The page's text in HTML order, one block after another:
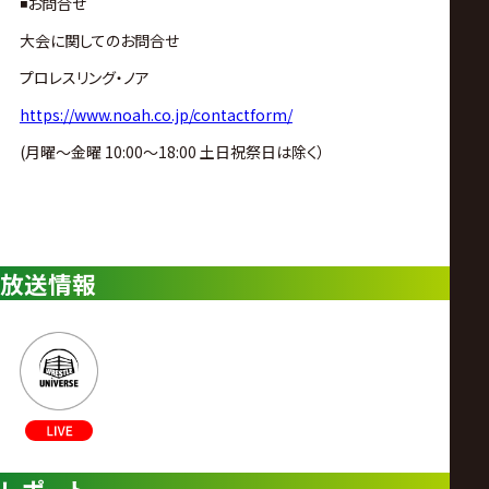
大会に関してのお問合せ
プロレスリング・ノア
https://www.noah.co.jp/contactform/
(月曜〜金曜 10:00〜18:00 土日祝祭日は除く）
放送情報